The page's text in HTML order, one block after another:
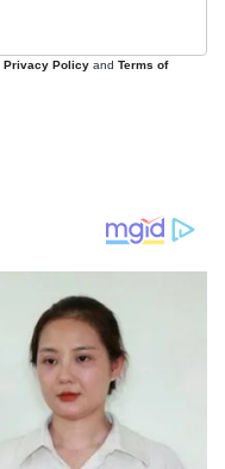
Privacy Policy and Terms of